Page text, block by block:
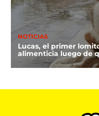
NOTICIAS
Lucas, el primer
alimenticia luego de